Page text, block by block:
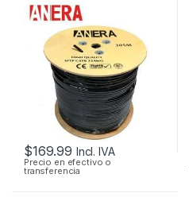
305MTS
$169.99 Incl. IVA
Precio en efectivo o
transferencia